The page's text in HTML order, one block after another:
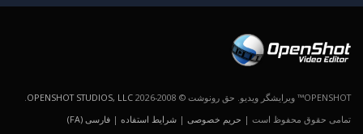
OPENSHOT™ ویرایشگر ویدیو. حق رونوشت © 2008-2026 OPENSHOT STUDIOS, LLC
.
تمامی حقوق محفوظ است | حریم خصوصی | شرایط استفاده | فارسی (FA)